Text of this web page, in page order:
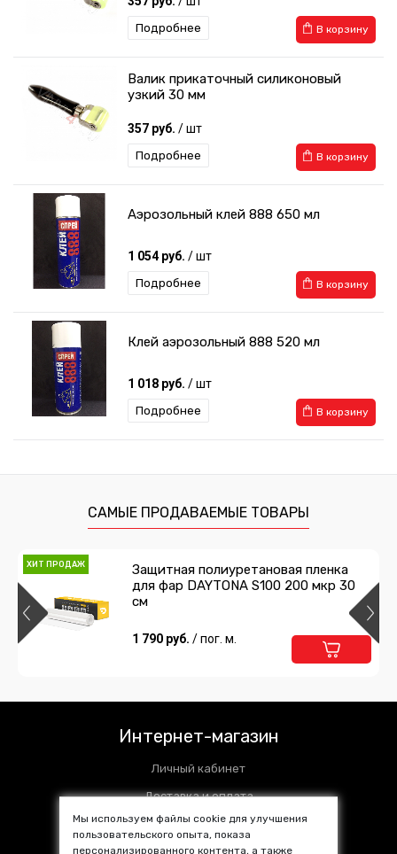
В корзину
Подробнее
Валик прикаточный силиконовый
узкий 30 мм
357 руб. / шт
В корзину
Подробнее
Аэрозольный клей 888 650 мл
1 054 руб. / шт
В корзину
Подробнее
Клей аэрозольный 888 520 мл
1 018 руб. / шт
В корзину
Подробнее
360 руб./ шт
Валик прикаточный 25 мм
360 руб./ шт
Предзаказ
520 мл
1 018 руб./ шт
Предзаказ
Подробнее
Клей UNICONT EXTRA 1л в комплекте с
САМЫЕ ПРОДАВАЕМЫЕ ТОВАРЫ
ХИТ ПРОДАЖ
Защитная полиуретановая пленка
для фар DAYTONA S100 200 мкр 30
см
1 790 руб. / пог. м.
Интернет-магазин
Личный кабинет
Доставка и оплата
Установочные центры
Контакты
Мы используем файлы cookie для улучшения
пользовательского опыта, показа
персонализированного контента, а также